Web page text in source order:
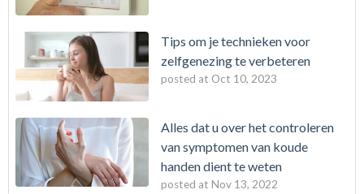
Tips om je technieken voor
zelfgenezing te verbeteren
posted at Oct 10, 2023
Alles dat u over het controleren
van symptomen van koude
handen dient te weten
posted at Nov 13, 2022